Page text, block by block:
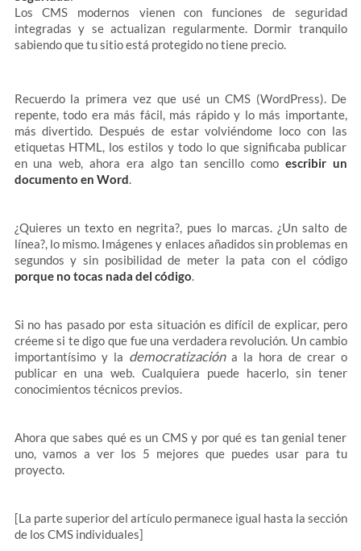
Los CMS modernos vienen con funciones de seguridad
integradas y se actualizan regularmente. Dormir tranquilo
sabiendo que tu sitio está protegido no tiene precio.
Recuerdo la primera vez que usé un CMS (WordPress). De
repente, todo era más fácil, más rápido y lo más importante,
más divertido. Después de estar volviéndome loco con las
etiquetas HTML, los estilos y todo lo que significaba publicar
en una web, ahora era algo tan sencillo como escribir un
documento en Word.
¿Quieres un texto en negrita?, pues lo marcas. ¿Un salto de
línea?, lo mismo. Imágenes y enlaces añadidos sin problemas en
segundos y sin posibilidad de meter la pata con el código
porque no tocas nada del código.
Si no has pasado por esta situación es difícil de explicar, pero
créeme si te digo que fue una verdadera revolución. Un cambio
importantísimo y la democratizacióna la hora de crear o
publicar en una web. Cualquiera puede hacerlo, sin tener
conocimientos técnicos previos.
Ahora que sabes qué es un CMS y por qué es tan genial tener
uno, vamos a ver los 5 mejores que puedes usar para tu
proyecto.
[La parte superior del artículo permanece igual hasta la sección
de los CMS individuales]